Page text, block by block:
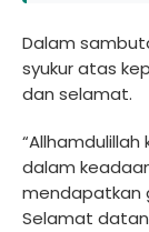
Dalam
syukur atas
dan selamat.
dalam
mendapatkan
Selamat